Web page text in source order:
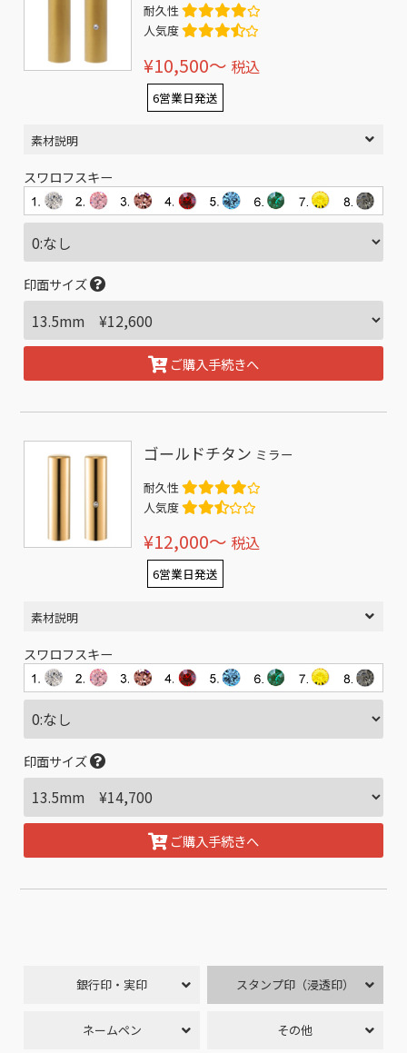
耐久性
人気度
¥10,500〜 税込
6営業日発送
素材説明
スワロフスキー
印面サイズ
ご購入手続きへ
ゴールドチタン ミラー
耐久性
人気度
¥12,000〜 税込
6営業日発送
素材説明
スワロフスキー
印面サイズ
ご購入手続きへ
銀行印・実印 スタンプ印（浸透印）
ネームペン その他